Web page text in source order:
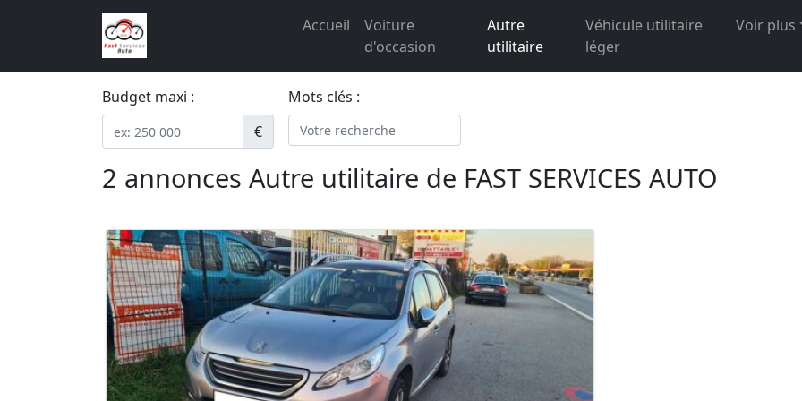
Accueil
Voiture
d'occasion
Autre
utilitaire
Véhicule utilitaire
léger
Voir plus
Budget maxi :
€
Mots clés :
2 annonces Autre utilitaire de FAST SERVICES AUTO